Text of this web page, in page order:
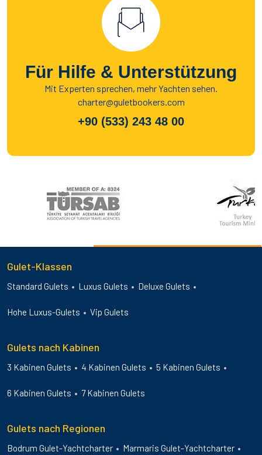
Für Hilfe & Unterstützung
Mit Experten sprechen, mehr Yachten sehen.
charter@guletbookers.com
+90 (533) 243 48 00
Gulet-Klassen
Standard Gulets Luxus Gulets Deluxe Gulets
Hohe Luxus-Gulets Vip Gulets
Gulets nach Kabinen
3 Kabinen Gulets 4 Kabinen Gulets 5 Kabinen Gulets
6 Kabinen Gulets 7 Kabinen Gulets
Gulets nach Regionen
Bodrum Gulet-Yachtcharter Marmaris Gulet-Yachtcharter